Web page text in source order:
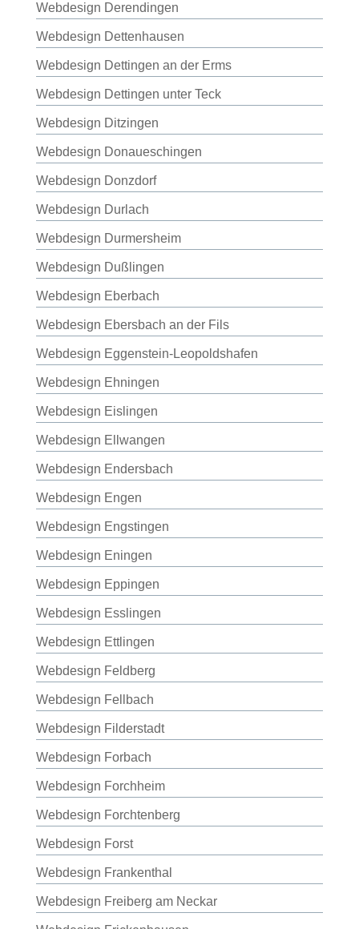
Webdesign Derendingen
Webdesign Dettenhausen
Webdesign Dettingen an der Erms
Webdesign Dettingen unter Teck
Webdesign Ditzingen
Webdesign Donaueschingen
Webdesign Donzdorf
Webdesign Durlach
Webdesign Durmersheim
Webdesign Dußlingen
Webdesign Eberbach
Webdesign Ebersbach an der Fils
Webdesign Eggenstein-Leopoldshafen
Webdesign Ehningen
Webdesign Eislingen
Webdesign Ellwangen
Webdesign Endersbach
Webdesign Engen
Webdesign Engstingen
Webdesign Eningen
Webdesign Eppingen
Webdesign Esslingen
Webdesign Ettlingen
Webdesign Feldberg
Webdesign Fellbach
Webdesign Filderstadt
Webdesign Forbach
Webdesign Forchheim
Webdesign Forchtenberg
Webdesign Forst
Webdesign Frankenthal
Webdesign Freiberg am Neckar